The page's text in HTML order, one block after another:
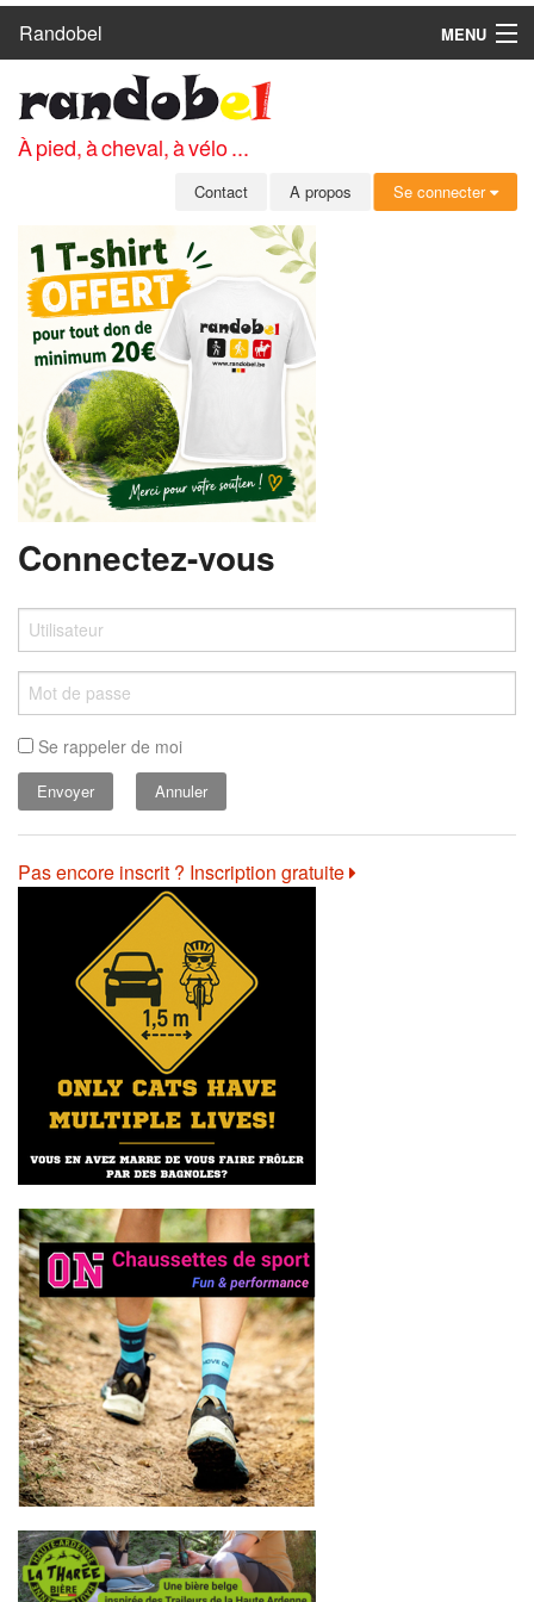
Randobel
MENU
CIRCUITS
CLUBS
MEMBRES
SE CONNECTER
INSCRIPTION GRATUITE
MOT DE PASSE OUBLIÉ
À pied, à cheval, à vélo ...
Contact A propos Se connecter
Connectez-vous
Se rappeler de moi
Annuler
Pas encore inscrit ? Inscription gratuite